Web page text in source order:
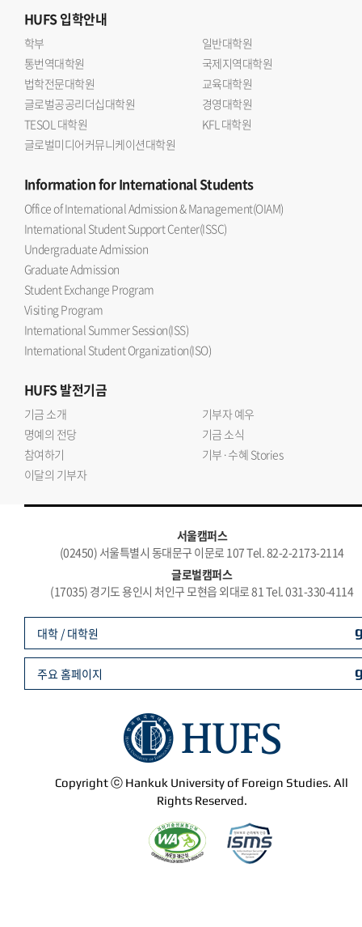
HUFS입학안내
학부
일반대학원
통번역대학원
국제지역대학원
법학전문대학원
교육대학원
글로벌공공리더십대학원
경영대학원
TESOL 대학원
KFL 대학원
글로벌미디어커뮤니케이션대학원
Informationfor International Students
Office of International Admission & Management(OIAM)
International Student Support Center(ISSC)
Undergraduate Admission
Graduate Admission
Student Exchange Program
Visiting Program
International Summer Session(ISS)
International Student Organization(ISO)
HUFS발전기금
기금 소개
기부자 예우
명예의 전당
기금 소식
참여하기
기부·수혜 Stories
이달의 기부자
서울캠퍼스
(02450) 서울특별시 동대문구 이문로 107 Tel. 82-2-2173-2114
글로벌캠퍼스
(17035) 경기도 용인시 처인구 모현읍 외대로 81 Tel. 031-330-4114
Copyright ⓒ Hankuk University of Foreign Studies. All
Rights Reserved.
대학 / 대학원
주요 홈페이지